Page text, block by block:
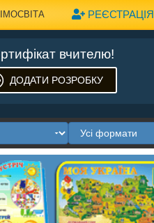
РЕЄСТРАЦІЯ
вчителю!
ДОДАТИ РОЗРОБКУ